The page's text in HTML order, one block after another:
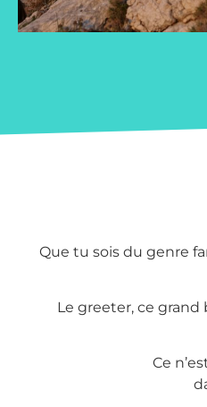
Que tu sois du genre
Le greeter, ce grand
Ce